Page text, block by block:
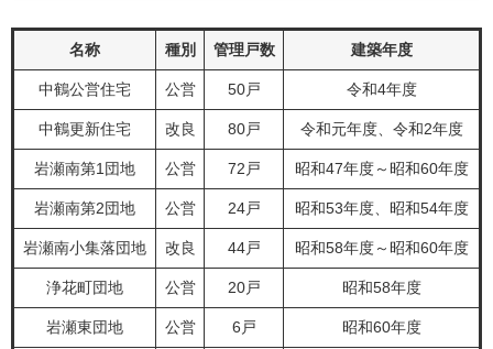
名称 種別 管理戸数 建築年度
中鶴公営住宅 公営 50戸 令和4年度
中鶴更新住宅 改良 80戸 令和元年度、令和2年度
岩瀬南第1団地 公営 72戸 昭和47年度～昭和60年度
岩瀬南第2団地 公営 24戸 昭和53年度、昭和54年度
岩瀬南小集落団地 改良 44戸 昭和58年度～昭和60年度
浄花町団地 公営 20戸 昭和58年度
岩瀬東団地 公営 6戸 昭和60年度